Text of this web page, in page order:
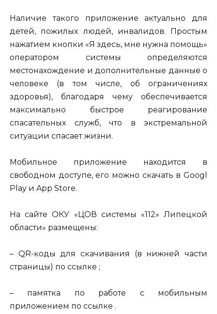
Наличие такого приложение актуально для
детей, пожилых людей, инвалидов. Простым
нажатием кнопки «Я здесь, мне нужна помощь»
оператором системы определяются
местонахождение и дополнительные данные о
человеке (в том числе, об ограничениях
здоровья), благодаря чему обеспечивается
максимально быстрое реагирование
спасательных служб, что в экстремальной
ситуации спасает жизни.
Мобильное приложение находится в
свободном доступе, его можно скачать в Googl
Play и App Store.
На сайте ОКУ «ЦОВ системы «112» Липецкой
области» размещены:
– QR-коды для скачивания (в нижней части
страницы) по ссылке ;
– памятка по работе с мобильным
приложением по ссылке .